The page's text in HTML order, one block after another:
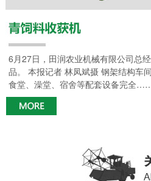
6月27日，田润农业机械有限公司总
品。 本报记者 林凤斌摄 钢架结构车
食堂、澡堂、宿舍等配套设备完全